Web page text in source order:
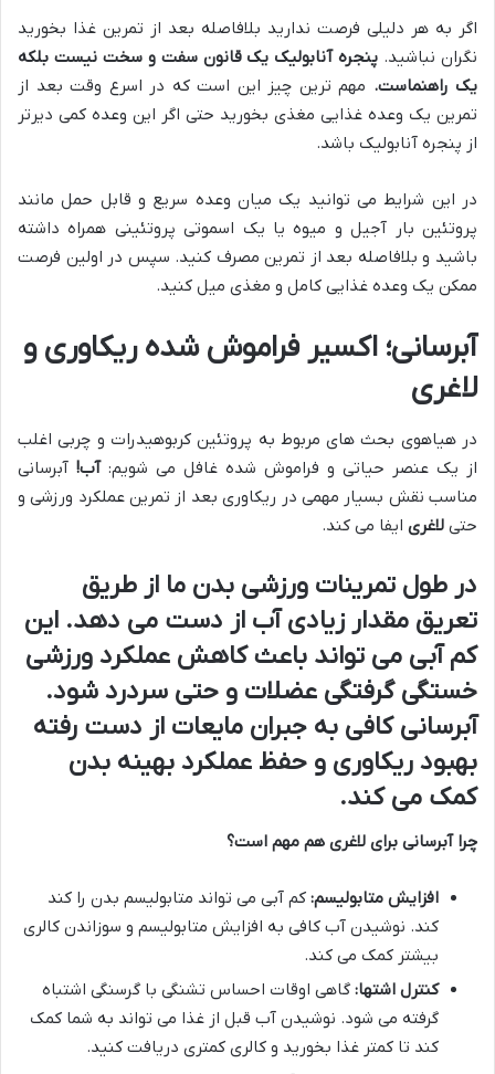
اگر به هر دلیلی فرصت ندارید بلافاصله بعد از تمرین غذا بخورید
نگران نباشید. پنجره آنابولیک یک قانون سفت و سخت نیست بلکه
یک راهنماست. مهم ترین چیز این است که در اسرع وقت بعد از
تمرین یک وعده غذایی مغذی بخورید حتی اگر این وعده کمی دیرتر
از پنجره آنابولیک باشد.
در این شرایط می توانید یک میان وعده سریع و قابل حمل مانند
پروتئین بار آجیل و میوه یا یک اسموتی پروتئینی همراه داشته
باشید و بلافاصله بعد از تمرین مصرف کنید. سپس در اولین فرصت
ممکن یک وعده غذایی کامل و مغذی میل کنید.
آبرسانی؛ اکسیر فراموش شده ریکاوری و
لاغری
در هیاهوی بحث های مربوط به پروتئین کربوهیدرات و چربی اغلب
از یک عنصر حیاتی و فراموش شده غافل می شویم:آب! آبرسانی
مناسب نقش بسیار مهمی در ریکاوری بعد از تمرین عملکرد ورزشی و
حتی لاغری ایفا می کند.
در طول تمرینات ورزشی بدن ما از طریق
تعریق مقدار زیادی آب از دست می دهد. این
کم آبی می تواند باعث کاهش عملکرد ورزشی
خستگی گرفتگی عضلات و حتی سردرد شود.
آبرسانی کافی به جبران مایعات از دست رفته
بهبود ریکاوری و حفظ عملکرد بهینه بدن
کمک می کند.
چرا آبرسانی برای لاغری هم مهم است؟
افزایش متابولیسم: کم آبی می تواند متابولیسم بدن را کند
کند. نوشیدن آب کافی به افزایش متابولیسم و سوزاندن کالری
بیشتر کمک می کند.
کنترل اشتها: گاهی اوقات احساس تشنگی با گرسنگی اشتباه
گرفته می شود. نوشیدن آب قبل از غذا می تواند به شما کمک
کند تا کمتر غذا بخورید و کالری کمتری دریافت کنید.